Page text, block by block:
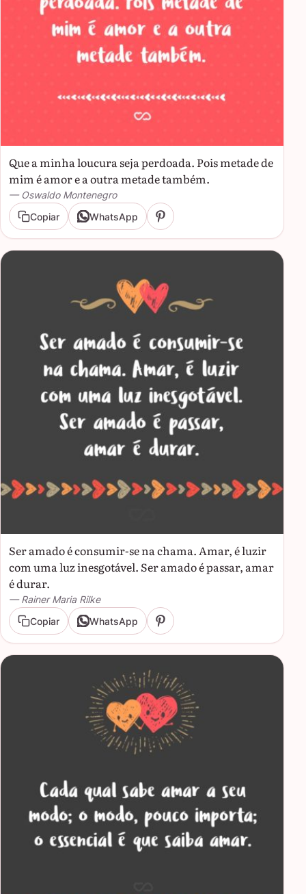
Que a minha loucura seja perdoada. Pois metade de
mim é amor e a outra metade também.
— Oswaldo Montenegro
Copiar
WhatsApp
Ser amado é consumir-se na chama. Amar, é luzir
com uma luz inesgotável. Ser amado é passar, amar
é durar.
— Rainer Maria Rilke
Copiar
WhatsApp